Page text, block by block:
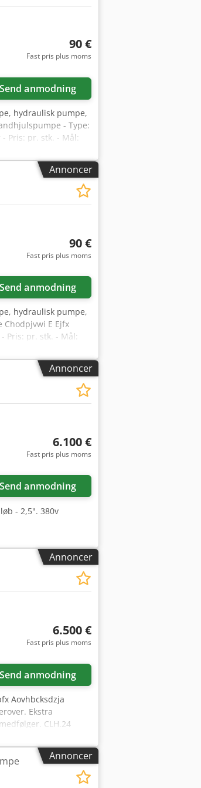
90 €
Fast pris plus moms
Send anmodning
hydraulisk pumpe,
- Type:
Pris: pr. stk. - Mål:
Annoncer
90 €
Fast pris plus moms
Send anmodning
hydraulisk pumpe,
E Ejfx
Pris: pr. stk. - Mål:
Annoncer
6.100 €
Fast pris plus moms
Send anmodning
- 2,5". 380v
Annoncer
6.500 €
Fast pris plus moms
Send anmodning
Aovhbcksdzja
Ekstra
CLH.24
Annoncer